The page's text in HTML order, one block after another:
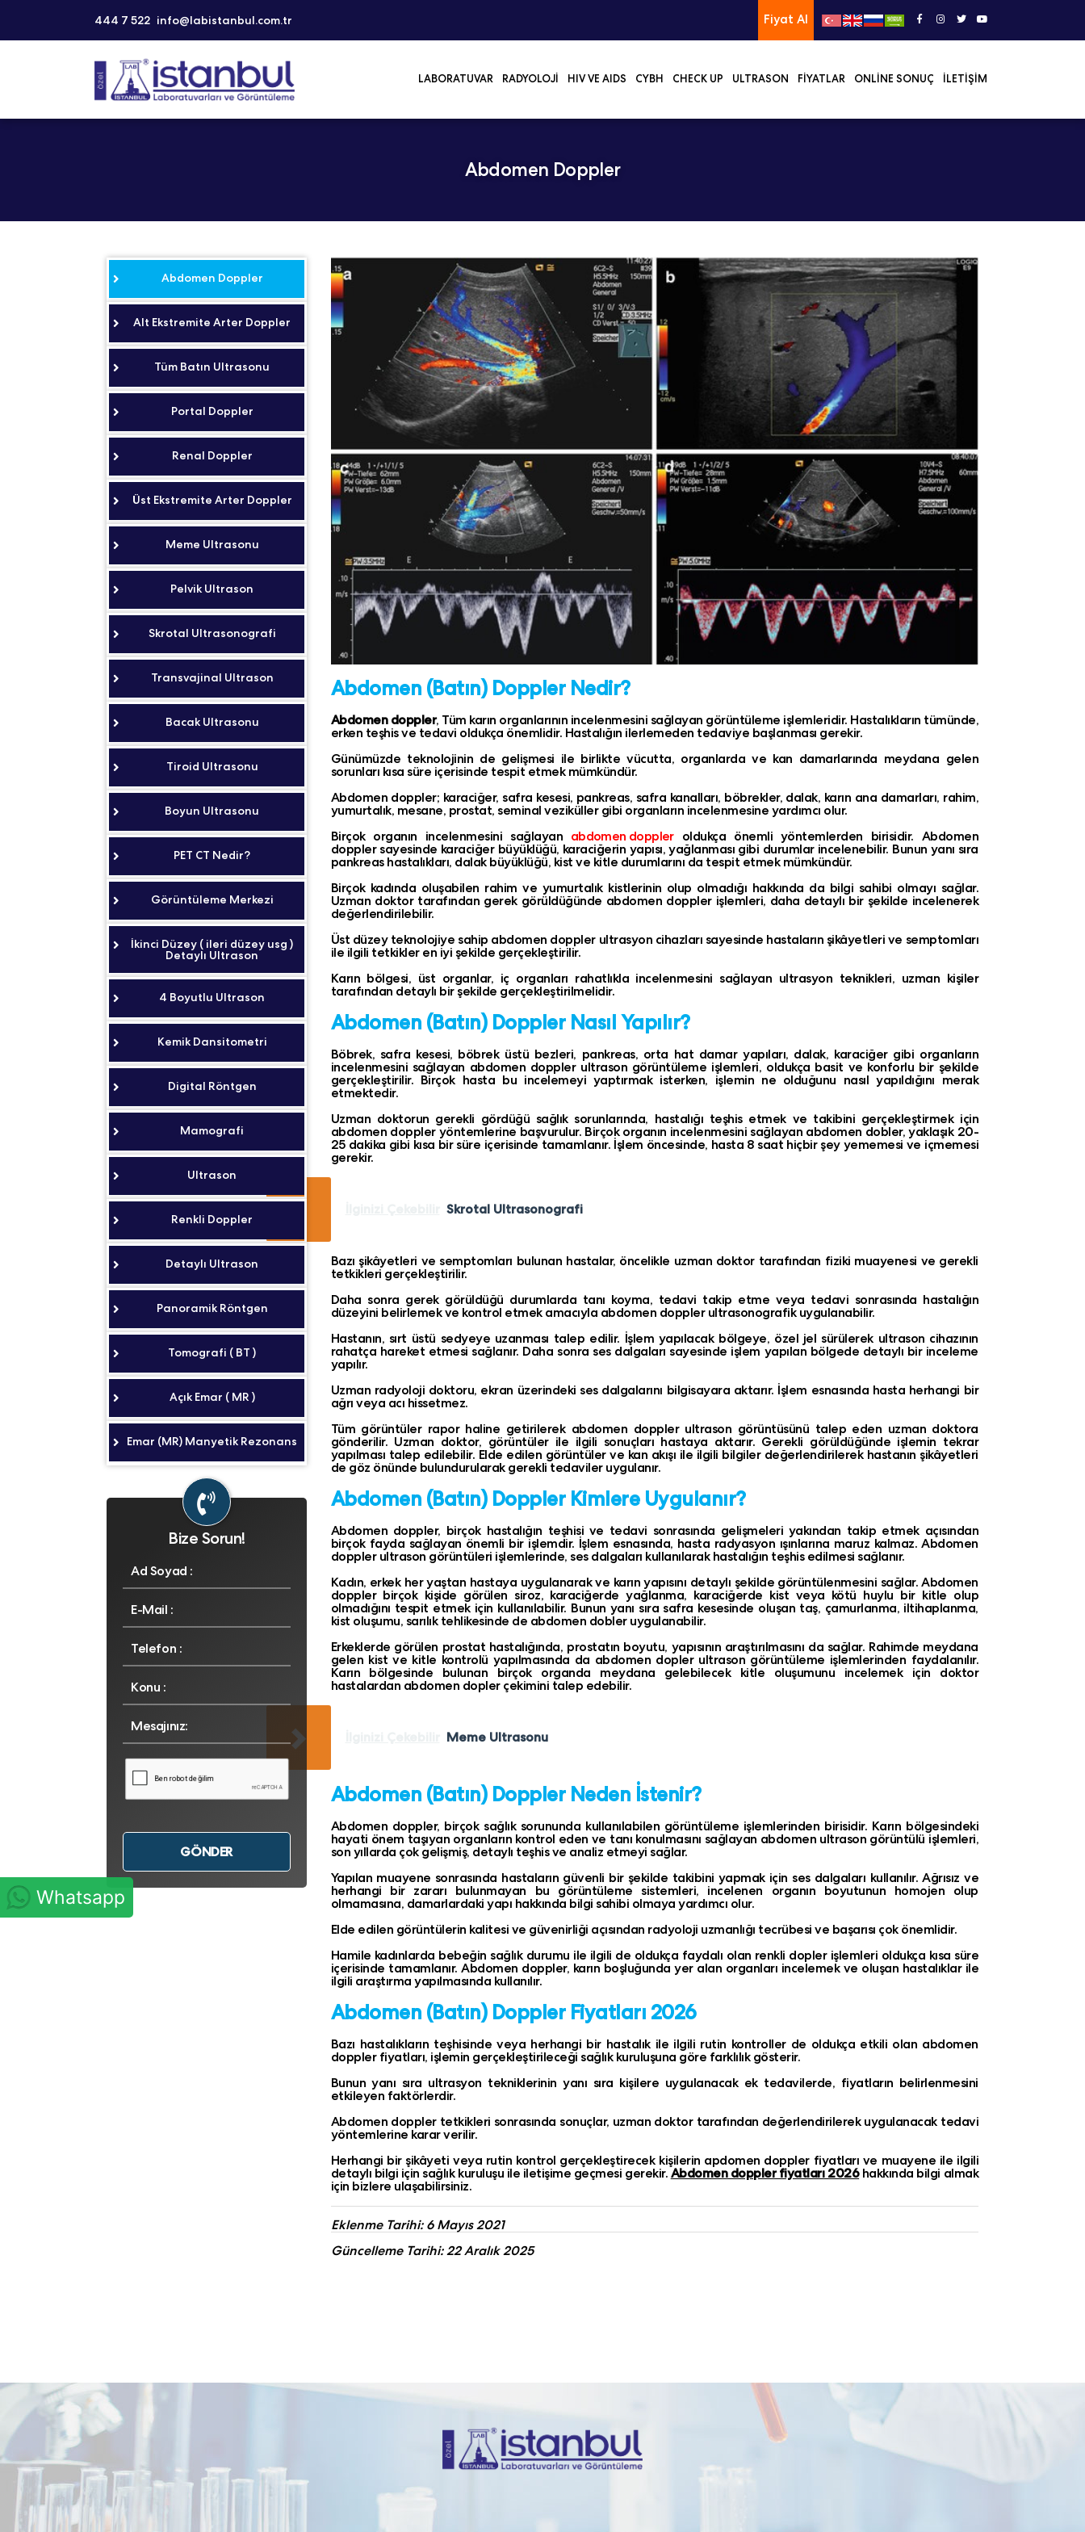
Whatsapp
444 7 522 info@labistanbul.com.tr Fiyat Al
LABORATUVAR RADYOLOJI HIV VE AIDS CYBH CHECK UP ULTRASON FIYATLAR ONLINE SONUÇ İLETIŞIM
Abdomen Doppler
Abdomen (Batın) Doppler Nedir?
Abdomen doppler, Tüm karın organlarının incelenmesini sağlayan görüntüleme işlemleridir. Hastalıkların tümünde,
erken teşhis ve tedavi oldukça önemlidir. Hastalığın ilerlemeden tedaviye başlanması gerekir.
Günümüzde teknolojinin de gelişmesi ile birlikte vücutta, organlarda ve kan damarlarında meydana gelen
sorunları kısa süre içerisinde tespit etmek mümkündür.
Abdomen doppler; karaciğer, safra kesesi, pankreas, safra kanalları, böbrekler, dalak, karın ana damarları, rahim,
yumurtalık, mesane, prostat, seminal veziküller gibi organların incelenmesine yardımcı olur.
Birçok organın incelenmesini sağlayan abdomen doppleroldukça önemli yöntemlerden birisidir. Abdomen
dopplersayesinde karaciğer büyüklüğü, karaciğerin yapısı, yağlanması gibi durumlar incelenebilir. Bunun yanı sıra
pankreas hastalıkları, dalak büyüklüğü, kist ve kitle durumlarını da tespit etmek mümkündür.
Birçok kadında oluşabilen rahim ve yumurtalık kistlerinin olup olmadığı hakkında da bilgi sahibi olmayı sağlar.
Uzman doktor tarafından gerek görüldüğünde abdomen doppler işlemleri, daha detaylı bir şekilde incelenerek
değerlendirilebilir.
Üst düzey teknolojiye sahip abdomen doppler ultrasyon cihazları sayesinde hastaların şikâyetleri ve semptomları
ile ilgili tetkikler en iyi şekilde gerçekleştirilir.
Karın bölgesi, üst organlar, iç organları rahatlıkla incelenmesini sağlayan ultrasyon teknikleri, uzman kişiler
tarafından detaylı bir şekilde gerçekleştirilmelidir.
Abdomen (Batın) Doppler Nasıl Yapılır?
Böbrek, safra kesesi, böbrek üstü bezleri, pankreas, orta hat damar yapıları, dalak, karaciğer gibi organların
incelenmesini sağlayan abdomen doppler ultrason görüntüleme işlemleri, oldukça basit ve konforlu bir şekilde
gerçekleştirilir. Birçok hasta bu incelemeyi yaptırmak isterken, işlemin ne olduğunu nasıl yapıldığını merak
etmektedir.
Uzman doktorun gerekli gördüğü sağlık sorunlarında, hastalığı teşhis etmek ve takibini gerçekleştirmek için
abdomen doppler yöntemlerine başvurulur. Birçok organın incelenmesini sağlayan abdomen dobler, yaklaşık 20-
25 dakika gibi kısa bir süre içerisinde tamamlanır. İşlem öncesinde, hasta 8 saat hiçbir şey yememesi ve içmemesi
gerekir.
Skrotal Ultrasonografi
Bazı şikâyetleri ve semptomları bulunan hastalar, öncelikle uzman doktor tarafından fiziki muayenesi ve gerekli
tetkikleri gerçekleştirilir.
Daha sonra gerek görüldüğü durumlarda tanı koyma, tedavi takip etme veya tedavi sonrasında hastalığın
düzeyini belirlemek ve kontrol etmek amacıyla abdomen doppler ultrasonografik uygulanabilir.
Hastanın, sırt üstü sedyeye uzanması talep edilir. İşlem yapılacak bölgeye, özel jel sürülerek ultrason cihazının
rahatça hareket etmesi sağlanır. Daha sonra ses dalgaları sayesinde işlem yapılan bölgede detaylı bir inceleme
yapılır.
Uzman radyoloji doktoru, ekran üzerindeki ses dalgalarını bilgisayara aktarır. İşlem esnasında hasta herhangi bir
ağrı veya acı hissetmez.
Tüm görüntüler rapor haline getirilerek abdomen doppler ultrason görüntüsünü talep eden uzman doktora
gönderilir. Uzman doktor, görüntüler ile ilgili sonuçları hastaya aktarır. Gerekli görüldüğünde işlemin tekrar
yapılması talep edilebilir. Elde edilen görüntüler ve kan akışı ile ilgili bilgiler değerlendirilerek hastanın şikâyetleri
de göz önünde bulundurularak gerekli tedaviler uygulanır.
Abdomen (Batın) Doppler Kimlere Uygulanır?
Abdomen doppler, birçok hastalığın teşhisi ve tedavi sonrasında gelişmeleri yakından takip etmek açısından
birçok fayda sağlayan önemli bir işlemdir. İşlem esnasında, hasta radyasyon ışınlarına maruz kalmaz. Abdomen
doppler ultrason görüntüleri işlemlerinde, ses dalgaları kullanılarak hastalığın teşhis edilmesi sağlanır.
Kadın, erkek her yaştan hastaya uygulanarak ve karın yapısını detaylı şekilde görüntülenmesini sağlar. Abdomen
doppler birçok kişide görülen siroz, karaciğerde yağlanma, karaciğerde kist veya kötü huylu bir kitle olup
olmadığını tespit etmek için kullanılabilir. Bunun yanı sıra safra kesesinde oluşan taş, çamurlanma, iltihaplanma,
kist oluşumu, sarılık tehlikesinde de abdomen dobler uygulanabilir.
Erkeklerde görülen prostat hastalığında, prostatın boyutu, yapısının araştırılmasını da sağlar. Rahimde meydana
gelen kist ve kitle kontrolü yapılmasında da abdomen dopler ultrason görüntüleme işlemlerinden faydalanılır.
Karın bölgesinde bulunan birçok organda meydana gelebilecek kitle oluşumunu incelemek için doktor
hastalardan abdomen dopler çekimini talep edebilir.
Meme Ultrasonu
Abdomen (Batın) Doppler Neden İstenir?
Abdomen doppler, birçok sağlık sorununda kullanılabilen görüntüleme işlemlerinden birisidir. Karın bölgesindeki
hayati önem taşıyan organların kontrol eden ve tanı konulmasını sağlayan abdomen ultrason görüntülü işlemleri,
son yıllarda çok gelişmiş, detaylı teşhis ve analiz etmeyi sağlar.
Yapılan muayene sonrasında hastaların güvenli bir şekilde takibini yapmak için ses dalgaları kullanılır. Ağrısız ve
herhangi bir zararı bulunmayan bu görüntüleme sistemleri, incelenen organın boyutunun homojen olup
olmamasına, damarlardaki yapı hakkında bilgi sahibi olmaya yardımcı olur.
Elde edilen görüntülerin kalitesi ve güvenirliği açısından radyoloji uzmanlığı tecrübesi ve başarısı çok önemlidir.
Hamile kadınlarda bebeğin sağlık durumu ile ilgili de oldukça faydalı olan renkli dopler işlemleri oldukça kısa süre
içerisinde tamamlanır. Abdomen doppler, karın boşluğunda yer alan organları incelemek ve oluşan hastalıklar ile
ilgili araştırma yapılmasında kullanılır.
Abdomen (Batın) Doppler Fiyatları 2026
Bazı hastalıkların teşhisinde veya herhangi bir hastalık ile ilgili rutin kontroller de oldukça etkili olan abdomen
doppler fiyatları, işlemin gerçekleştirileceği sağlık kuruluşuna göre farklılık gösterir.
Bunun yanı sıra ultrasyon tekniklerinin yanı sıra kişilere uygulanacak ek tedavilerde, fiyatların belirlenmesini
etkileyen faktörlerdir.
Abdomen doppler tetkikleri sonrasında sonuçlar, uzman doktor tarafından değerlendirilerek uygulanacak tedavi
yöntemlerine karar verilir.
Herhangi bir şikâyeti veya rutin kontrol gerçekleştirecek kişilerin apdomen doppler fiyatları ve muayene ile ilgili
detaylı bilgi için sağlık kuruluşu ile iletişime geçmesi gerekir.Abdomen doppler fiyatları 2026hakkında bilgi almak
için bizlere ulaşabilirsiniz.
Eklenme Tarihi: 6 Mayıs 2021
Güncelleme Tarihi: 22 Aralık 2025
Abdomen Doppler
Alt Ekstremite Arter Doppler
Tüm Batın Ultrasonu
Portal Doppler
Renal Doppler
Üst Ekstremite Arter Doppler
Meme Ultrasonu
Pelvik Ultrason
Skrotal Ultrasonografi
Transvajinal Ultrason
Bacak Ultrasonu
Tiroid Ultrasonu
Boyun Ultrasonu
PET CT Nedir?
Görüntüleme Merkezi
İkinci Düzey ( ileri düzey usg )
Detaylı Ultrason
4 Boyutlu Ultrason
Kemik Dansitometri
Digital Röntgen
Mamografi
Ultrason
Renkli Doppler
Detaylı Ultrason
Panoramik Röntgen
Tomografi ( BT )
Açık Emar ( MR )
Emar (MR) Manyetik Rezonans
Bize Sorun!